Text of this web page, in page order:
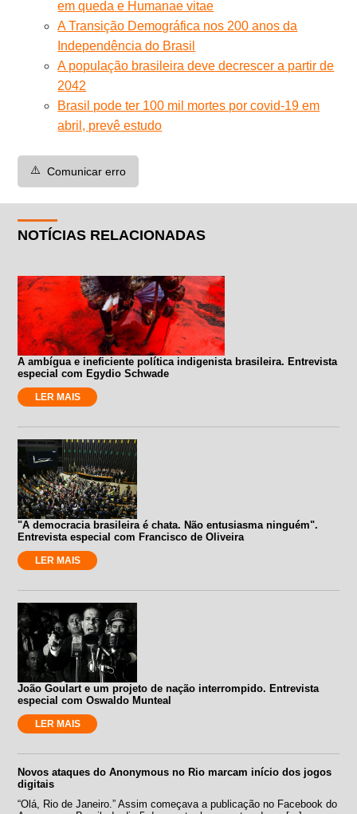
em queda e Humanae vitae
A Transição Demográfica nos 200 anos da
Independência do Brasil
A população brasileira deve decrescer a partir de
2042
Brasil pode ter 100 mil mortes por covid-19 em
abril, prevê estudo
⚠️ Comunicar erro
NOTÍCIAS RELACIONADAS
A ambígua e ineficiente política indigenista brasileira. Entrevista
especial com Egydio Schwade
LER MAIS
"A democracia brasileira é chata. Não entusiasma ninguém".
Entrevista especial com Francisco de Oliveira
LER MAIS
João Goulart e um projeto de nação interrompido. Entrevista
especial com Oswaldo Munteal
LER MAIS
Novos ataques do Anonymous no Rio marcam início dos jogos
digitais
“Olá, Rio de Janeiro.” Assim começava a publicação no Facebook do